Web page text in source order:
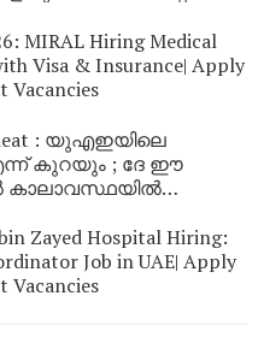
MIRAL Hiring Medical
Visa & Insurance| Apply
Vacancies
heat : യുഎഇയിലെ
കുറയും ; ദേ ഈ
കാലാവസ്ഥയിൽ
Zayed Hospital Hiring:
Job in UAE| Apply
Vacancies